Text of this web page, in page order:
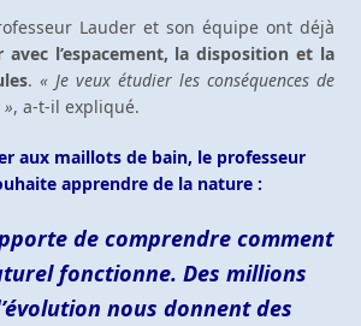
Lauder et son équipe ont déjà
avec l’espacement, la disposition et la
.« Je veux étudier les conséquences de
, a-t-il expliqué.
aux maillots de bain, le professeur
apprendre de la nature :
de comprendre comment
fonctionne. Des millions
nous donnent des